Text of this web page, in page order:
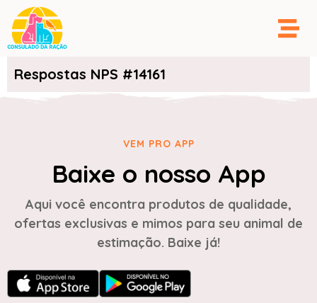
Respostas NPS #14161
VEM PRO APP
Baixe o nosso App
Aqui você encontra produtos de qualidade,
ofertas exclusivas e mimos para seu animal de
estimação. Baixe já!